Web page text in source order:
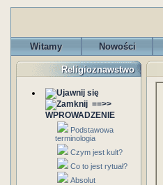
Witamy Nowości
Religioznawstwo
==>>
WPROWADZENIE
Podstawowa
terminologia
Czym jest kult?
Co to jest rytuał?
Absolut